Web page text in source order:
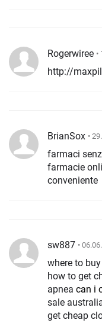
Rogerwiree •
http://
BrianSox •
farmaci
farmacie online sicure
conveniente
sw887 •
where to
how to get
apnea can i
sale
get cheap